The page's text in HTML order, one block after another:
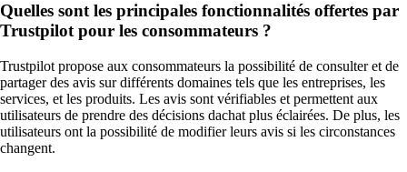
Quelles sont les principales fonctionnalités offertes par
Trustpilot pour les consommateurs ?
Trustpilot propose aux consommateurs la possibilité de consulter et de
partager des avis sur différents domaines tels que les entreprises, les
services, et les produits. Les avis sont vérifiables et permettent aux
utilisateurs de prendre des décisions dachat plus éclairées. De plus, les
utilisateurs ont la possibilité de modifier leurs avis si les circonstances
changent.